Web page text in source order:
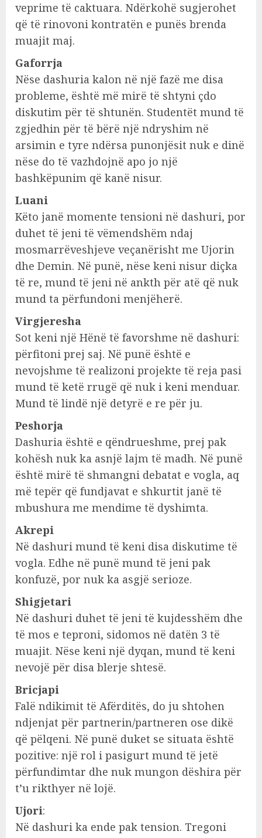
veprime të caktuara. Ndërkohë sugjerohet
që të rinovoni kontratën e punës brenda
muajit maj.
Gaforrja
Nëse dashuria kalon në një fazë me disa
probleme, është më mirë të shtyni çdo
diskutim për të shtunën. Studentët mund të
zgjedhin për të bërë një ndryshim në
arsimin e tyre ndërsa punonjësit nuk e dinë
nëse do të vazhdojnë apo jo një
bashkëpunim që kanë nisur.
Luani
Këto janë momente tensioni në dashuri, por
duhet të jeni të vëmendshëm ndaj
mosmarrëveshjeve veçanërisht me Ujorin
dhe Demin. Në punë, nëse keni nisur diçka
të re, mund të jeni në ankth për atë që nuk
mund ta përfundoni menjëherë.
Virgjeresha
Sot keni një Hënë të favorshme në dashuri:
përfitoni prej saj. Në punë është e
nevojshme të realizoni projekte të reja pasi
mund të ketë rrugë që nuk i keni menduar.
Mund të lindë një detyrë e re për ju.
Peshorja
Dashuria është e qëndrueshme, prej pak
kohësh nuk ka asnjë lajm të madh. Në punë
është mirë të shmangni debatat e vogla, aq
më tepër që fundjavat e shkurtit janë të
mbushura me mendime të dyshimta.
Akrepi
Në dashuri mund të keni disa diskutime të
vogla. Edhe në punë mund të jeni pak
konfuzë, por nuk ka asgjë serioze.
Shigjetari
Në dashuri duhet të jeni të kujdesshëm dhe
të mos e teproni, sidomos në datën 3 të
muajit. Nëse keni një dyqan, mund të keni
nevojë për disa blerje shtesë.
Bricjapi
Falë ndikimit të Afërditës, do ju shtohen
ndjenjat për partnerin/partneren ose dikë
që pëlqeni. Në punë duket se situata është
pozitive: një rol i pasigurt mund të jetë
përfundimtar dhe nuk mungon dëshira për
t’u rikthyer në lojë.
Ujori:
Në dashuri ka ende pak tension. Tregoni